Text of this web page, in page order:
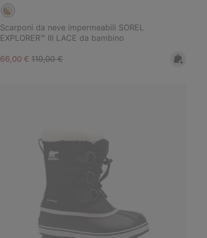
Scarponi da neve impermeabili SOREL
EXPLORER™ III LACE da bambino
Sale price:
66,00 €Regular price:
110,00 €